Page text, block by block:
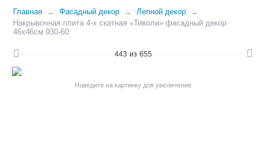
Главная Фасадный декор
Лепной декор
Накрывочная плита 4-х скатная «Тиволи» фасадный декор
46х46см 930-60
443 из 655
Наведите на картинку для увеличения